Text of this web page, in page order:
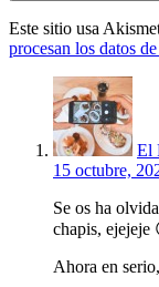
Este sitio usa
procesan los datos
El
15 octubre,
Se os ha
chapis, ejejeje
Ahora en